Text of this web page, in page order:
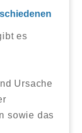
es
Ursache
sowie das